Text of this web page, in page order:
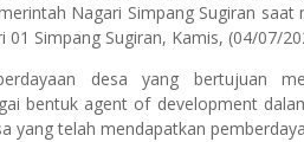
Nagari Simpang Sugiran saat
Simpang Sugiran, Kamis, (04/07/
desa yang bertujuan
bentuk agent of development
yang telah mendapatkan